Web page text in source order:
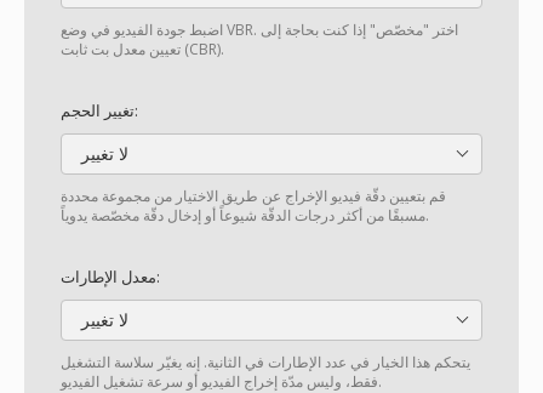
اضبط جودة الفيديو في وضع VBR. اختر "مخصّص" إذا كنت بحاجة إلى
تعيين معدل بت ثابت (CBR).
تغيير الحجم:
لا تغيير
قم بتعيين دقّة فيديو الإخراج عن طريق الاختيار من مجموعة محددة
مسبقًا من أكثر درجات الدقّة شيوعاً أو إدخال دقّة مخصّصة يدوياً.
معدل الإطارات:
لا تغيير
يتحكم هذا الخيار في عدد الإطارات في الثانية. إنه يغيّر سلاسة التشغيل
فقط، وليس مدّة إخراج الفيديو أو سرعة تشغيل الفيديو.